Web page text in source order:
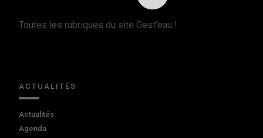
Toutes les rubriques du site Gest'eau !
ACTUALITÉS
Actualités
Agenda